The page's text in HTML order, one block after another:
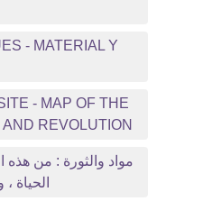
- MATERIAL Y
- MAP OF THE
REVOLUTION
الحياة